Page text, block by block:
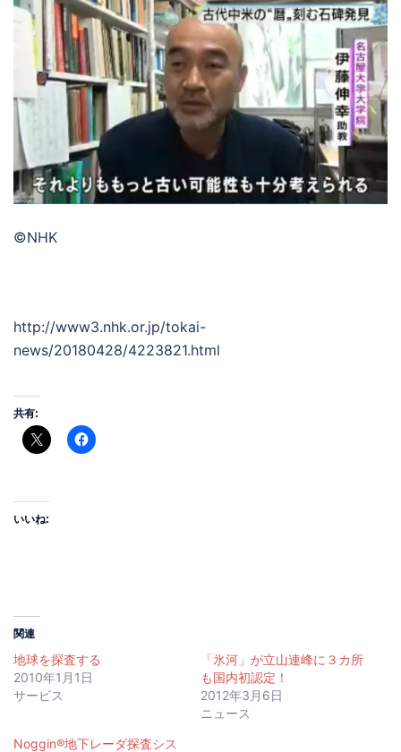
©NHK
http://www3.nhk.or.jp/tokai-
news/20180428/4223821.html
共有:
いいね:
関連
地球を探査する
2010年1月1日
サービス
「氷河」が立山連峰に３カ所
も国内初認定！
2012年3月6日
ニュース
Noggin®地下レーダ探査シス